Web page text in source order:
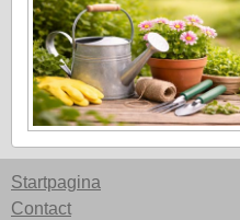
Startpagina
Contact